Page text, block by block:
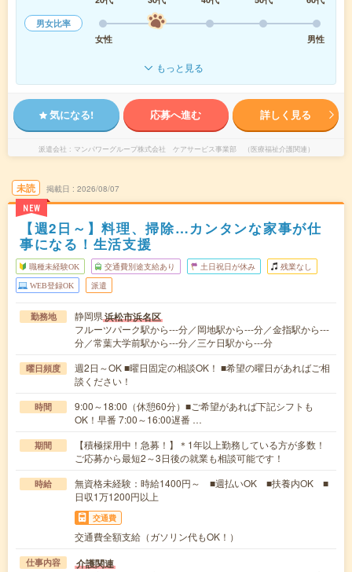
男女比率
女性
男性
もっと見る
気になる! 応募へ進む 詳しく見る
派遣会社 マンパワーグループ株式会社 ケアサービス事業部 （医療福祉介護関連）
未読
NEW
掲載日 2026/08/07
【週2日～】料理、掃除…カンタンな家事が仕
事になる！生活支援
職種未経験OK 交通費別途支給あり 土日祝日が休み 残業なし
WEB登録OK 派遣
勤務地 静岡県浜松市浜名区
フルーツパーク駅から---分／岡地駅から---分／金指駅から---
分／常葉大学前駅から---分／三ケ日駅から---分
曜日頻度
週2日～OK ■曜日固定の相談OK！ ■希望の曜日があればご相
談ください！
時間
9:00～18:00（休憩60分）■ご希望があれば下記シフトも
OK！早番 7:00～16:00遅番 …
期間
【積極採用中！急募！】＊1年以上勤務している方が多数！
ご応募から最短2～3日後の就業も相談可能です！
時給
無資格未経験：時給1400円～ ■週払いOK ■扶養内OK ■
日収1万1200円以上
交通費
交通費全額支給（ガソリン代もOK！）
仕事内容 介護関連